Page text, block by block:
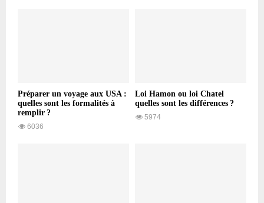
Préparer un voyage aux USA :
quelles sont les formalités à
remplir ?
6036
Loi Hamon ou loi Chatel
quelles sont les différences ?
5974